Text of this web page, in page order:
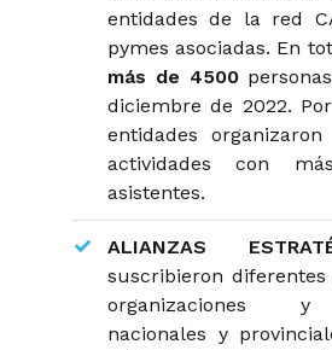
entidades de la red
pymes asociadas. En
más de 4500
diciembre de 2022.
entidades
actividades con
asistentes.
ALIANZAS
suscribieron diferentes
organizaciones y
nacionales y